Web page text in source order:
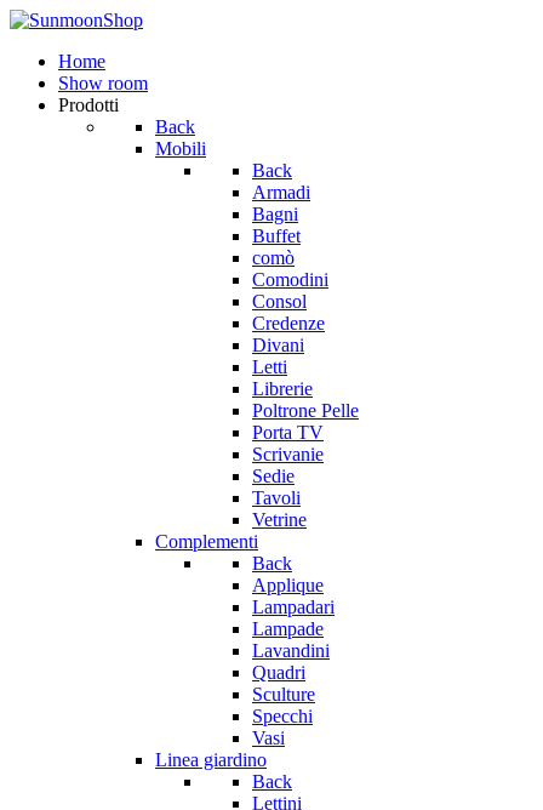
Home
Show room
Prodotti
Back
Mobili
Back
Armadi
Bagni
Buffet
comò
Comodini
Consol
Credenze
Divani
Letti
Librerie
Poltrone Pelle
Porta TV
Scrivanie
Sedie
Tavoli
Vetrine
Complementi
Back
Applique
Lampadari
Lampade
Lavandini
Quadri
Sculture
Specchi
Vasi
Linea giardino
Back
Lettini